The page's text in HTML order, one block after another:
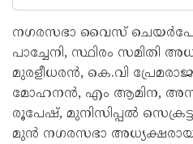
നഗരസഭാ വൈസ്
പാച്ചേനി, സ്ഥിരം സമിതി
മുരളീധരൻ, കെ.വി
മോഹനൻ, എം ആമിന,
രൂപേഷ്, മുനിസിപ്പൽ
മുൻ നഗരസഭാ അധ്യക്ഷരായ